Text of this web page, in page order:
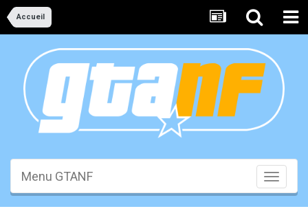
Accueil
Toggle
Menu GTANF